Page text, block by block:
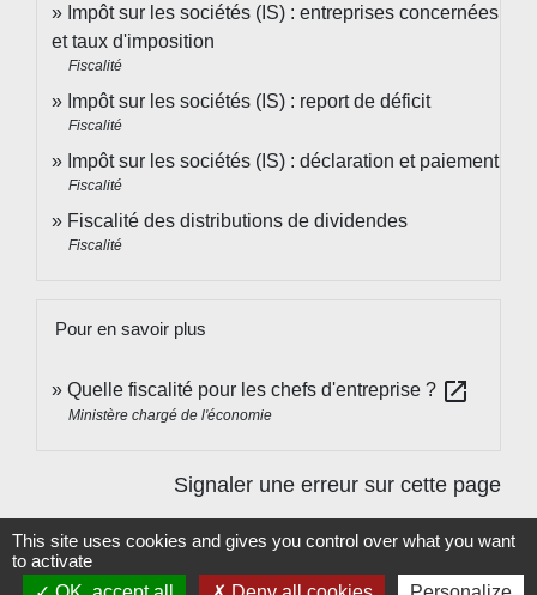
Impôt sur les sociétés (IS) : entreprises concernées
et taux d'imposition
Fiscalité
Impôt sur les sociétés (IS) : report de déficit
Fiscalité
Impôt sur les sociétés (IS) : déclaration et paiement
Fiscalité
Fiscalité des distributions de dividendes
Fiscalité
Pour en savoir plus
Quelle fiscalité pour les chefs d'entreprise ? open_in_new
Ministère chargé de l'économie
Signaler une erreur sur cette page
This site uses cookies and gives you control over what you want
to activate